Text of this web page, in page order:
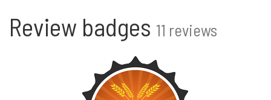
Review badges 11 reviews